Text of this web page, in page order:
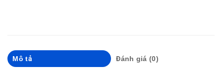
Mô tả Đánh giá (0)